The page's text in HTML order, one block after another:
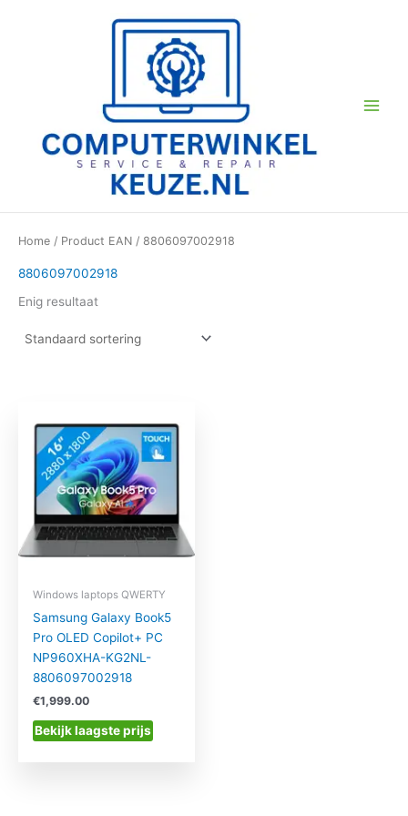
Home / Product EAN / 8806097002918
8806097002918
Enig resultaat
Windows laptops QWERTY
Samsung Galaxy Book5
Pro OLED Copilot+ PC
NP960XHA-KG2NL-
8806097002918
€1,999.00
Bekijk laagste prijs